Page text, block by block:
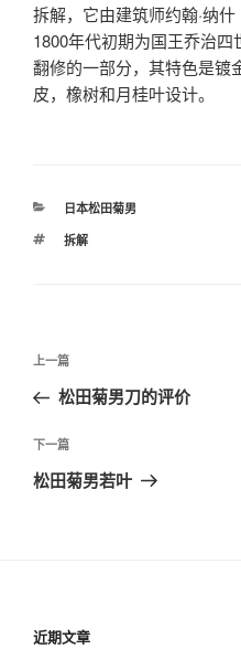
拆解，它由建筑师约翰·纳
1800年代初期为国王乔治
翻修的一部分，其特色是镀
皮，橡树和月桂叶设计。
分
日本松田菊男
标
拆解
文
导
航
上
一
文
章
上一篇
松田菊男刀的评价
下
一
下一篇
松田菊男若叶
近期文章